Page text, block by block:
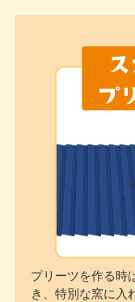
プリーツを作る時
き、特別な窯に入